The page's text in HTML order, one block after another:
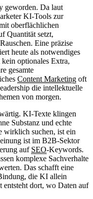
geworden. Da laut
KI-Tools zur
oberflächlichen
Quantität setzt,
Eine präzise
heute als notwendiges
optionales Extra,
gesamte
Content Marketing oft
die intellektuelle
von morgen.
KI-Texte klingen
Substanz und echte
wirklich suchen, ist ein
ist im B2B-Sektor
auf SEO-Keywords.
komplexe Sachverhalte
Das schafft eine
die KI allein
entsteht dort, wo Daten auf